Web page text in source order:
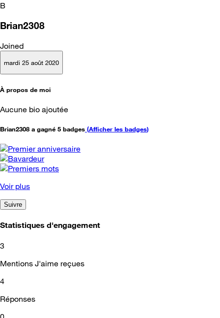
B
Brian2308
Joined
mardi 25 août 2020
À propos de moi
Aucune bio ajoutée
Brian2308 a gagné 5 badges (Afficher les badges)
Voir plus
Suivre
Statistiques d'engagement
3
Mentions J'aime reçues
4
Réponses